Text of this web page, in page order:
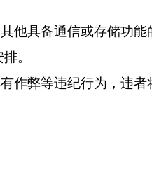
他具备通信或存储功
。
作弊等违纪行为，违者